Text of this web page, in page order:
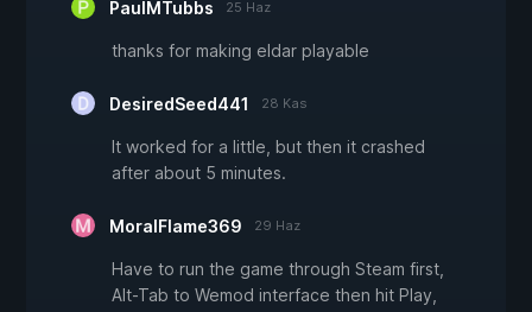
PaulMTubbs 25 Haz
thanks for making eldar playable
DesiredSeed441 28 Kas
It worked for a little, but then it crashed
after about 5 minutes.
MoralFlame369 29 Haz
Have to run the game through Steam first,
Alt-Tab to Wemod interface then hit Play,